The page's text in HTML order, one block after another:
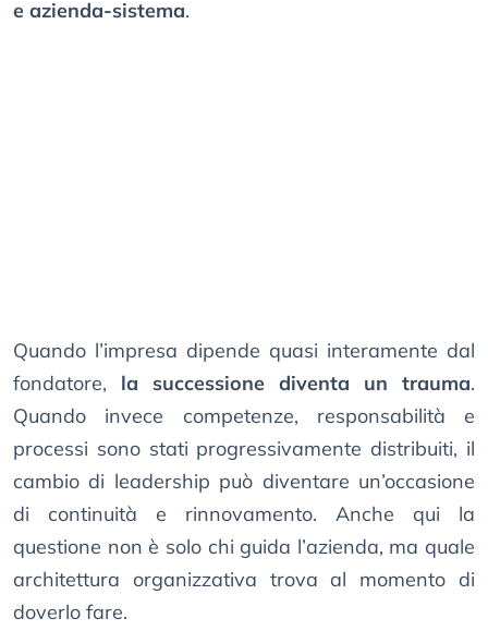
e azienda-sistema.
Quando l’impresa dipende quasi interamente dal
fondatore, la successione diventa un trauma.
Quando invece competenze, responsabilità e
processi sono stati progressivamente distribuiti, il
cambio di leadership può diventare un’occasione
di continuità e rinnovamento. Anche qui la
questione non è solo chi guida l’azienda, ma quale
architettura organizzativa trova al momento di
doverlo fare.